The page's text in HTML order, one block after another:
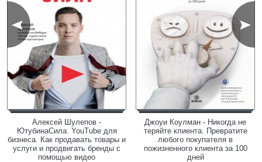
Алексей Шулепов -
ЮтубинаСила. YouTube для
бизнеса. Как продавать товары и
услуги и продвигать бренды с
помощью видео
Джоуи Коулман - Никогда не
теряйте клиента. Превратите
любого покупателя в
пожизненного клиента за 100
дней